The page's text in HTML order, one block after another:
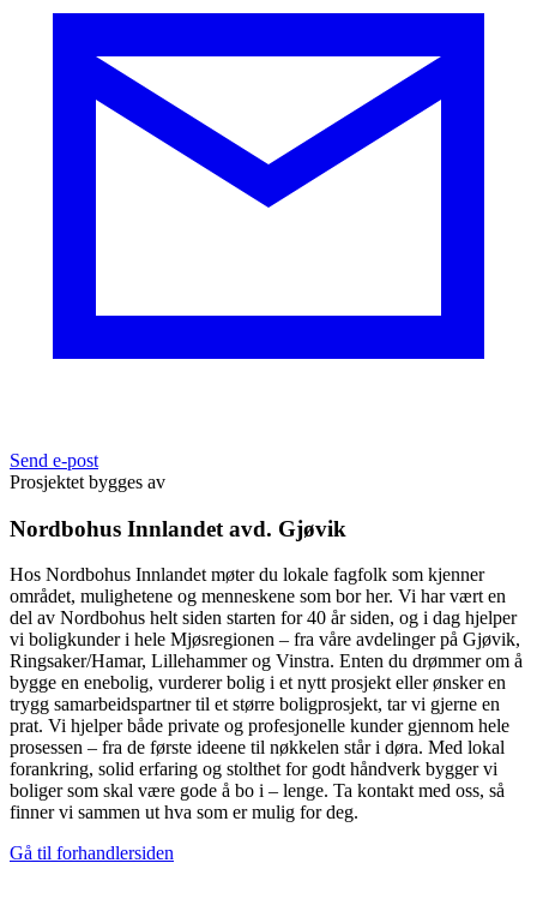
Send e-post
Prosjektet bygges av
Nordbohus Innlandet avd. Gjøvik
Hos Nordbohus Innlandet møter du lokale fagfolk som kjenner
området, mulighetene og menneskene som bor her. Vi har vært en
del av Nordbohus helt siden starten for 40 år siden, og i dag hjelper
vi boligkunder i hele Mjøsregionen – fra våre avdelinger på Gjøvik,
Ringsaker/Hamar, Lillehammer og Vinstra. Enten du drømmer om å
bygge en enebolig, vurderer bolig i et nytt prosjekt eller ønsker en
trygg samarbeidspartner til et større boligprosjekt, tar vi gjerne en
prat. Vi hjelper både private og profesjonelle kunder gjennom hele
prosessen – fra de første ideene til nøkkelen står i døra. Med lokal
forankring, solid erfaring og stolthet for godt håndverk bygger vi
boliger som skal være gode å bo i – lenge. Ta kontakt med oss, så
finner vi sammen ut hva som er mulig for deg.
Gå til forhandlersiden